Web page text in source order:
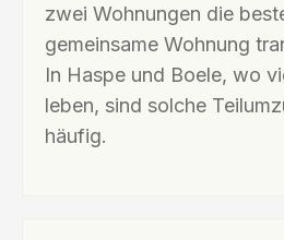
zwei Wohnungen die
gemeinsame Wohnung
In Haspe und Boele, wo
leben, sind solche
häufig.